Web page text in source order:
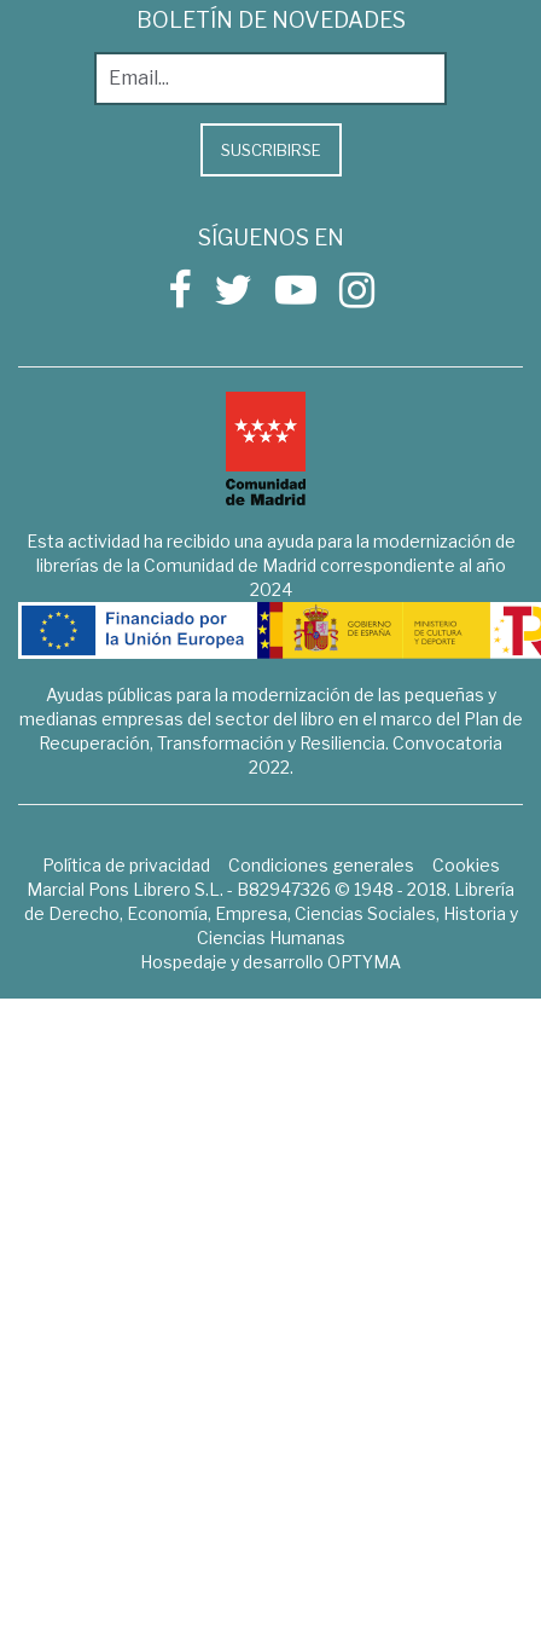
BOLETÍN DE NOVEDADES
SUSCRIBIRSE
SÍGUENOS EN
Esta actividad ha recibido una ayuda para la modernización de
librerías de la Comunidad de Madrid correspondiente al año
2024
Ayudas públicas para la modernización de las pequeñas y
medianas empresas del sector del libro en el marco del Plan de
Recuperación, Transformación y Resiliencia. Convocatoria
2022.
Política de privacidad Condiciones generales
Cookies
Marcial Pons Librero S.L. - B82947326 © 1948 - 2018. Librería
de Derecho, Economía, Empresa, Ciencias Sociales, Historia y
Ciencias Humanas
Hospedaje y desarrollo OPTYMA